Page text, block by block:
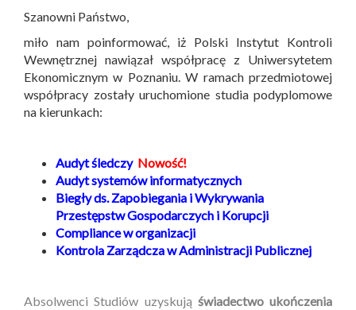
Szanowni Państwo,
miło nam poinformować, iż Polski Instytut Kontroli
Wewnętrznej nawiązał współpracę z Uniwersytetem
Ekonomicznym w Poznaniu. W ramach przedmiotowej
współpracy zostały uruchomione studia podyplomowe
na kierunkach:
Audyt śledczy Nowość!
Audyt systemów informatycznych
Biegły ds. Zapobiegania i Wykrywania
Przestępstw Gospodarczych i Korupcji
Compliance w organizacji
Kontrola Zarządcza w Administracji Publicznej
Absolwenci Studiów uzyskują świadectwo ukończenia